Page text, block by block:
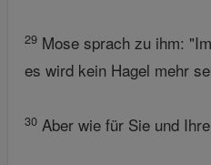
29 Mose sprach zu ihm:
es wird kein Hagel mehr
30 Aber wie für Sie und